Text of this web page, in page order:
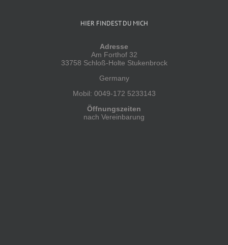
HIER FINDEST DU MICH
Adresse
Am Forthof 32
33758 Schloß-Holte Stukenbrock
Germany
Mobil: 0049-172 5233143
Öffnungszeiten
nach Vereinbarung